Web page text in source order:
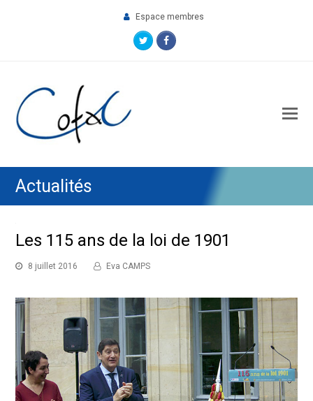
Espace membres
TwitterFacebook
Actualités
Les 115 ans de la loi de 1901
8 juillet 2016 Eva CAMPS